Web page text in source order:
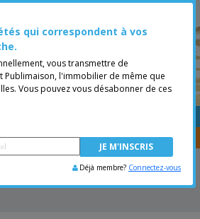
une annonce
vos propriétés avecCENTRIS
qui correspondent à vos
vous transmettre de
l'immobilier de même que
Vous pouvez vous désabonner de ces
Déjà membre? Connectez-vous